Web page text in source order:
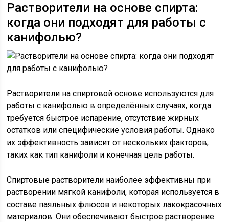
Растворители на основе спирта:
когда они подходят для работы с
канифолью?
Растворители на спиртовой основе используются для
работы с канифолью в определённых случаях, когда
требуется быстрое испарение, отсутствие жирных
остатков или специфические условия работы. Однако
их эффективность зависит от нескольких факторов,
таких как тип канифоли и конечная цель работы.
Спиртовые растворители наиболее эффективны при
растворении мягкой канифоли, которая используется в
составе паяльных флюсов и некоторых лакокрасочных
материалов. Они обеспечивают быстрое растворение